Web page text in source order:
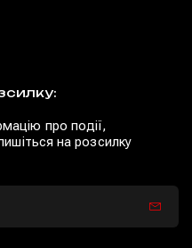
про події,
на розсилку